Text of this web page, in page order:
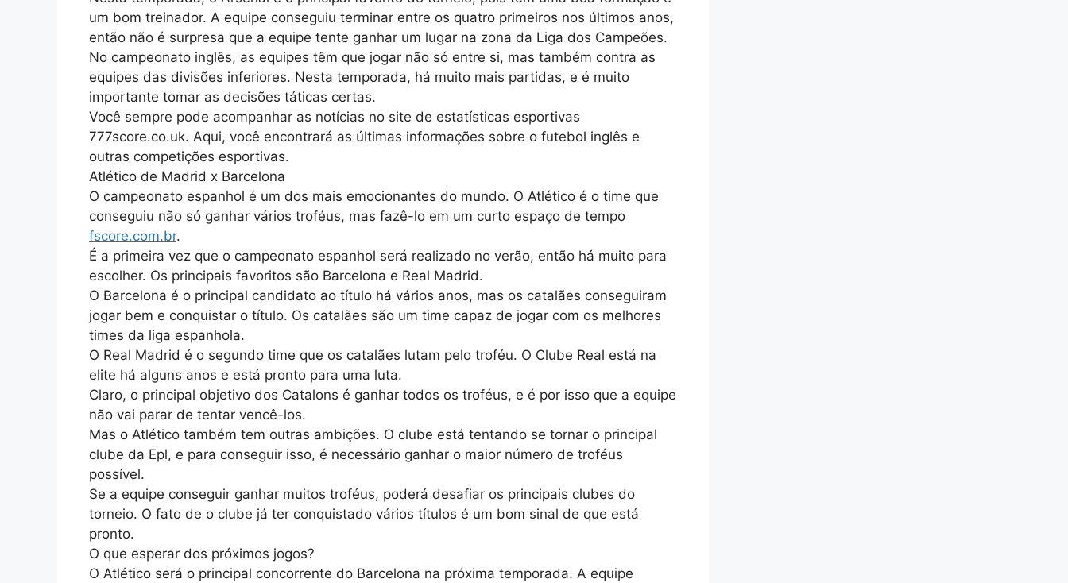
um bom treinador. A equipe conseguiu terminar entre os quatro primeiros nos últimos anos,
então não é surpresa que a equipe tente ganhar um lugar na zona da Liga dos Campeões.
No campeonato inglês, as equipes têm que jogar não só entre si, mas também contra as
equipes das divisões inferiores. Nesta temporada, há muito mais partidas, e é muito
importante tomar as decisões táticas certas.
Você sempre pode acompanhar as notícias no site de estatísticas esportivas
777score.co.uk. Aqui, você encontrará as últimas informações sobre o futebol inglês e
outras competições esportivas.
Atlético de Madrid x Barcelona
O campeonato espanhol é um dos mais emocionantes do mundo. O Atlético é o time que
conseguiu não só ganhar vários troféus, mas fazê-lo em um curto espaço de tempo
fscore.com.br.
É a primeira vez que o campeonato espanhol será realizado no verão, então há muito para
escolher. Os principais favoritos são Barcelona e Real Madrid.
O Barcelona é o principal candidato ao título há vários anos, mas os catalães conseguiram
jogar bem e conquistar o título. Os catalães são um time capaz de jogar com os melhores
times da liga espanhola.
O Real Madrid é o segundo time que os catalães lutam pelo troféu. O Clube Real está na
elite há alguns anos e está pronto para uma luta.
Claro, o principal objetivo dos Catalons é ganhar todos os troféus, e é por isso que a equipe
não vai parar de tentar vencê-los.
Mas o Atlético também tem outras ambições. O clube está tentando se tornar o principal
clube da Epl, e para conseguir isso, é necessário ganhar o maior número de troféus
possível.
Se a equipe conseguir ganhar muitos troféus, poderá desafiar os principais clubes do
torneio. O fato de o clube já ter conquistado vários títulos é um bom sinal de que está
pronto.
O que esperar dos próximos jogos?
O Atlético será o principal concorrente do Barcelona na próxima temporada. A equipe